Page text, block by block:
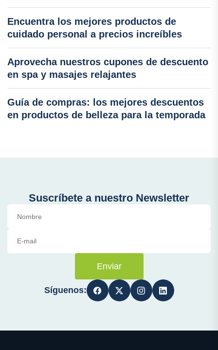
Encuentra los mejores productos de
cuidado personal a precios increíbles
Aprovecha nuestros cupones de descuento
en spa y masajes relajantes
Guía de compras: los mejores descuentos
en productos de belleza para la temporada
Suscríbete a nuestro Newsletter
Enviar
Síguenos: